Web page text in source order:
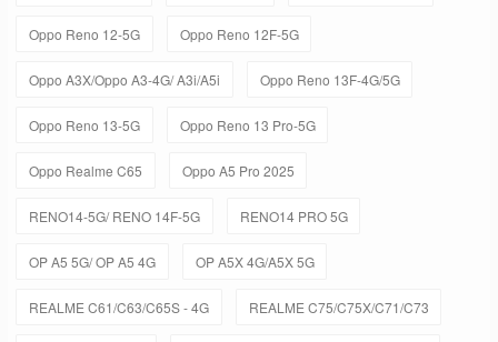
Oppo Reno 12-5G Oppo Reno 12F-5G
Oppo A3X/Oppo A3-4G/ A3i/A5i Oppo Reno 13F-4G/5G
Oppo Reno 13-5G Oppo Reno 13 Pro-5G
Oppo Realme C65 Oppo A5 Pro 2025
RENO14-5G/ RENO 14F-5G RENO14 PRO 5G
OP A5 5G/ OP A5 4G OP A5X 4G/A5X 5G
REALME C61/C63/C65S - 4G REALME C75/C75X/C71/C73